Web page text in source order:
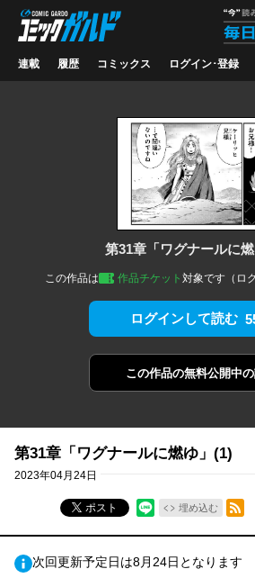
コミックガルド
連載 履歴 コミックス ログイン･登録
第31章「ワグナールに
この作品は 作品チケット 対象です（ロ
ログインして読む
この作品の無料公開中
第31章「ワグナールに燃ゆ」(1)
2023年04月24日
ポスト 埋め込む
RSSフィード
次回更新予定日は8月24日となります